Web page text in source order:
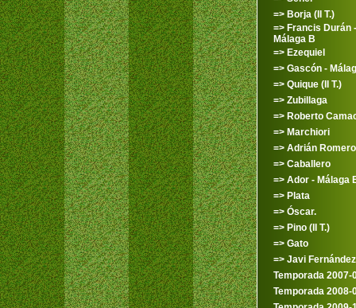
=> Borja (II T.)
=> Francis Durán -
Málaga B
=> Ezequiel
=> Gascón -
=> Quique (II T.)
=> Zubillaga
=> Roberto
=> Marchiori
=> Adrián Romero
=> Caballero
=> Ador - Málaga
=> Plata
=> Óscar.
=> Pino (II T.)
=> Gato
=> Javi Fernández
Temporada 2007-
Temporada 2008-